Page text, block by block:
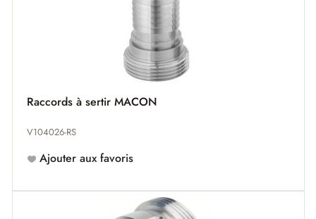
Raccords à sertir MACON
V104026-RS
Ajouter aux favoris